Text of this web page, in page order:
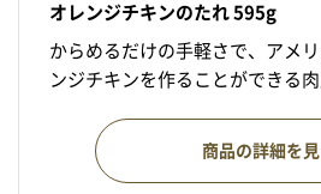
オレンジチキンのたれ 595g
からめるだけの手軽さで、アメ
ンジチキンを作ることができる肉
商品の詳細を